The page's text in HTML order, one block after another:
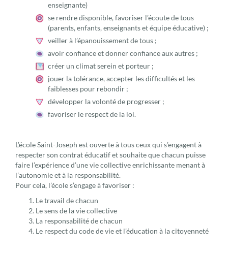
enseignante)
se rendre disponible, favoriser l’écoute de tous
(parents, enfants, enseignants et équipe éducative) ;
veiller à l’épanouissement de tous ;
avoir confiance et donner confiance aux autres ;
créer un climat serein et porteur ;
jouer la tolérance, accepter les difficultés et les
faiblesses pour rebondir ;
développer la volonté de progresser ;
favoriser le respect de la loi.
L’école Saint-Joseph est ouverte à tous ceux qui s’engagent à
respecter son contrat éducatif et souhaite que chacun puisse
faire l’expérience d’une vie collective enrichissante menant à
l’autonomie et à la responsabilité.
Pour cela, l’école s’engage à favoriser :
Le travail de chacun
Le sens de la vie collective
La responsabilité de chacun
Le respect du code de vie et l’éducation à la citoyenneté